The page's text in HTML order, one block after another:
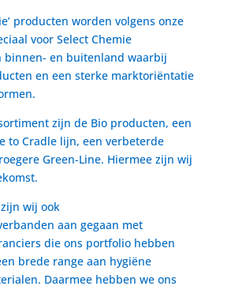
producten worden volgens onze
voor Select Chemie
binnen- en buitenland waarbij
en een sterke marktoriëntatie
zijn de Bio producten, een
to Cradle lijn, een verbeterde
Green-Line. Hiermee zijn wij
wij ook
aan gegaan met
die ons portfolio hebben
brede range aan hygiëne
Daarmee hebben we ons